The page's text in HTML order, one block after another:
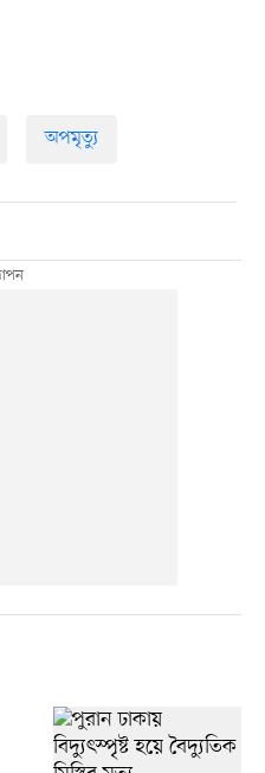
অপমৃত্যু